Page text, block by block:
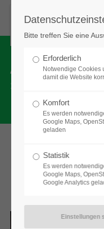
Unsere Schule
Gesamtschule
mit Mittelschule,
mit einer Schulleitung
mit enger
Schularten
Kontakt zu
Senefelder-Schule
Staatliche kooperative
Bgm.-Döbler-Allee 3
91757 Treuchtlingen
AKTUELLES VON
SCHULE |
01.10.202506:19
Bitte treffen Sie eine
Erforderlich
Notwendige Cookies
damit die Website
Komfort
Es werden
Google Maps,
geladen
Statistik
Es werden
Google Maps,
Google Analytics